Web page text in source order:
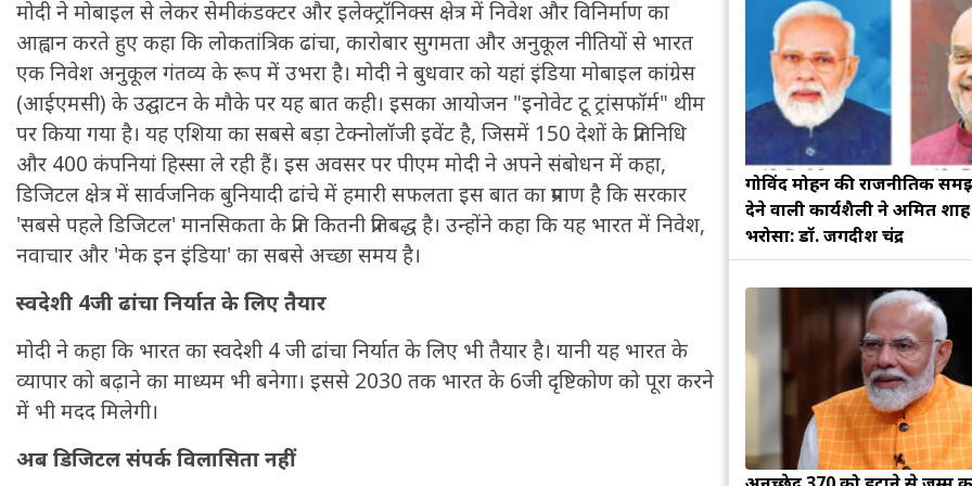
मोदी ने मोबाइल से लेकर सेमीकंडक्टर और इलेक्ट्रॉनिक्स क्षेत्र में निवेश और विनिर्माण का
आह्वान करते हुए कहा कि लोकतांत्रिक ढांचा, कारोबार सुगमता और अनुकूल नीतियों से भारत
एक निवेश अनुकूल गंतव्य के रूप में उभरा है। मोदी ने बुधवार को यहां इंडिया मोबाइल कांग्रेस
(आईएमसी) के उद्घाटन के मौके पर यह बात कही। इसका आयोजन "इनोवेट टू ट्रांसफॉर्म" थीम
पर किया गया है। यह एशिया का सबसे बड़ा टेक्नोलॉजी इवेंट है, जिसमें 150 देशों के प्रतिनिधि
और 400 कंपनियां हिस्सा ले रही हैं। इस अवसर पर पीएम मोदी ने अपने संबोधन में कहा,
डिजिटल क्षेत्र में सार्वजनिक बुनियादी ढांचे में हमारी सफलता इस बात का प्रमाण है कि सरकार
'सबसे पहले डिजिटल' मानसिकता के प्रति कितनी प्रतिबद्ध है। उन्होंने कहा कि यह भारत में निवेश,
नवाचार और 'मेक इन इंडिया' का सबसे अच्छा समय है।
स्वदेशी 4जी ढांचा निर्यात के लिए तैयार
मोदी ने कहा कि भारत का स्वदेशी 4 जी ढांचा निर्यात के लिए भी तैयार है। यानी यह भारत के
व्यापार को बढ़ाने का माध्यम भी बनेगा। इससे 2030 तक भारत के 6जी दृष्टिकोण को पूरा करने
में भी मदद मिलेगी।
अब डिजिटल संपर्क विलासिता नहीं
गोविंद मोहन की राजनीतिक
देने वाली कार्यशैली ने अमित
भरोसा: डॉ. जगदीश चंद्र